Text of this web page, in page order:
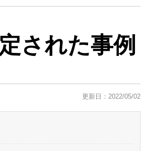
された事例
更新日：2022/05/02